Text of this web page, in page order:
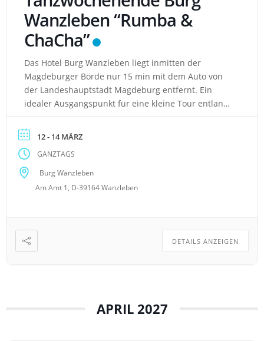
Wanzleben “Rumba &
ChaCha”
Das Hotel Burg Wanzleben liegt inmitten der
Magdeburger Börde nur 15 min mit dem Auto von
der Landeshauptstadt Magdeburg entfernt. Ein
idealer Ausgangspunkt für eine kleine Tour entlang
Magdeburg entfernt gelegen Naturpark und
weitläufiger mit Pflastersteinen belegter historischer
Innenhof Gebäudeensemble mit verschiedenen
Tagungs- und Tanzmöglichkeiten großzügige
Standardzimmer, […]
12 - 14 MÄRZ
GANZTAGS
Burg Wanzleben
Am Amt 1, D-39164 Wanzleben
DETAILS ANZEIGEN
APRIL 2027